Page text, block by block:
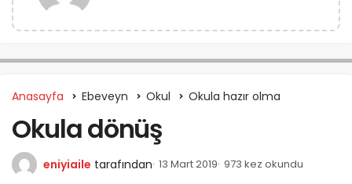
Anasayfa Ebeveyn Okul Okula hazır olma
Okula dönüş
eniyiaile tarafından 13 Mart 2019 973 kez okundu